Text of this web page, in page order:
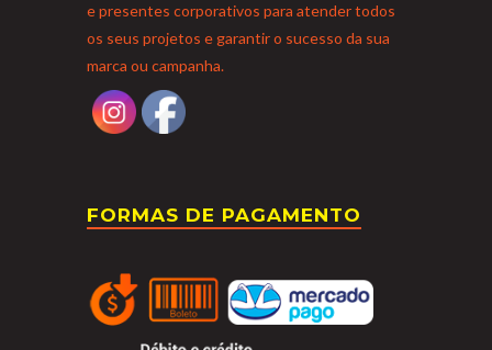
e presentes corporativos para atender todos
os seus projetos e garantir o sucesso da sua
marca ou campanha.
FORMAS DE PAGAMENTO